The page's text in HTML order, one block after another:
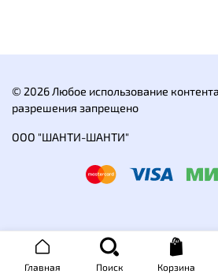
Материал: 100% полиэстер
излучения: UPF 50
© 2026 Любое использование
разрешения запрещено
ООО "ШАНТИ-ШАНТИ"
Главная Поиск Корзина